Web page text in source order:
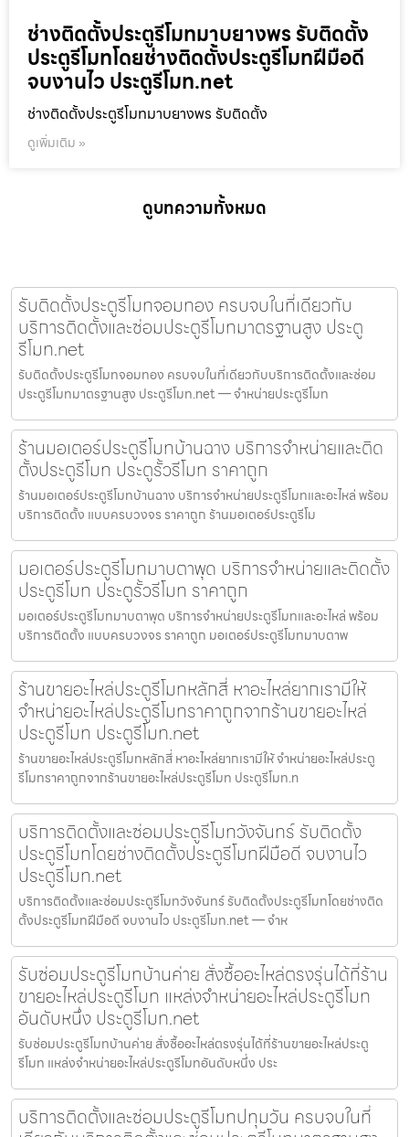
ช่างติดตั้งประตูรีโมทมาบยางพร รับติดตั้ง
ประตูรีโมทโดยช่างติดตั้งประตูรีโมทฝีมือดี
จบงานไว ประตูรีโมท.net
ช่างติดตั้งประตูรีโมทมาบยางพร รับติดตั้ง
ดูเพิ่มเติม »
ดูบทความทั้งหมด
รับติดตั้งประตูรีโมทจอมทอง ครบจบในที่เดียวกับ
บริการติดตั้งและซ่อมประตูรีโมทมาตรฐานสูง ประตู
รีโมท.net
รับติดตั้งประตูรีโมทจอมทอง ครบจบในที่เดียวกับบริการติดตั้งและซ่อม
ประตูรีโมทมาตรฐานสูง ประตูรีโมท.net — จำหน่ายประตูรีโมท
ร้านมอเตอร์ประตูรีโมทบ้านฉาง บริการจำหน่ายและติด
ตั้งประตูรีโมท ประตูรั้วรีโมท ราคาถูก
ร้านมอเตอร์ประตูรีโมทบ้านฉาง บริการจำหน่ายประตูรีโมทและอะไหล่ พร้อม
บริการติดตั้ง แบบครบวงจร ราคาถูก ร้านมอเตอร์ประตูรีโม
มอเตอร์ประตูรีโมทมาบตาพุด บริการจำหน่ายและติดตั้ง
ประตูรีโมท ประตูรั้วรีโมท ราคาถูก
มอเตอร์ประตูรีโมทมาบตาพุด บริการจำหน่ายประตูรีโมทและอะไหล่ พร้อม
บริการติดตั้ง แบบครบวงจร ราคาถูก มอเตอร์ประตูรีโมทมาบตาพ
ร้านขายอะไหล่ประตูรีโมทหลักสี่ หาอะไหล่ยากเรามีให้
จำหน่ายอะไหล่ประตูรีโมทราคาถูกจากร้านขายอะไหล่
ประตูรีโมท ประตูรีโมท.net
ร้านขายอะไหล่ประตูรีโมทหลักสี่ หาอะไหล่ยากเรามีให้ จำหน่ายอะไหล่ประตู
รีโมทราคาถูกจากร้านขายอะไหล่ประตูรีโมท ประตูรีโมท.n
บริการติดตั้งและซ่อมประตูรีโมทวังจันทร์ รับติดตั้ง
ประตูรีโมทโดยช่างติดตั้งประตูรีโมทฝีมือดี จบงานไว
ประตูรีโมท.net
บริการติดตั้งและซ่อมประตูรีโมทวังจันทร์ รับติดตั้งประตูรีโมทโดยช่างติด
ตั้งประตูรีโมทฝีมือดี จบงานไว ประตูรีโมท.net — จำห
รับซ่อมประตูรีโมทบ้านค่าย สั่งซื้ออะไหล่ตรงรุ่นได้ที่ร้าน
ขายอะไหล่ประตูรีโมท แหล่งจำหน่ายอะไหล่ประตูรีโมท
อันดับหนึ่ง ประตูรีโมท.net
รับซ่อมประตูรีโมทบ้านค่าย สั่งซื้ออะไหล่ตรงรุ่นได้ที่ร้านขายอะไหล่ประตู
รีโมท แหล่งจำหน่ายอะไหล่ประตูรีโมทอันดับหนึ่ง ประ
บริการติดตั้งและซ่อมประตูรีโมทปทุมวัน ครบจบในที่